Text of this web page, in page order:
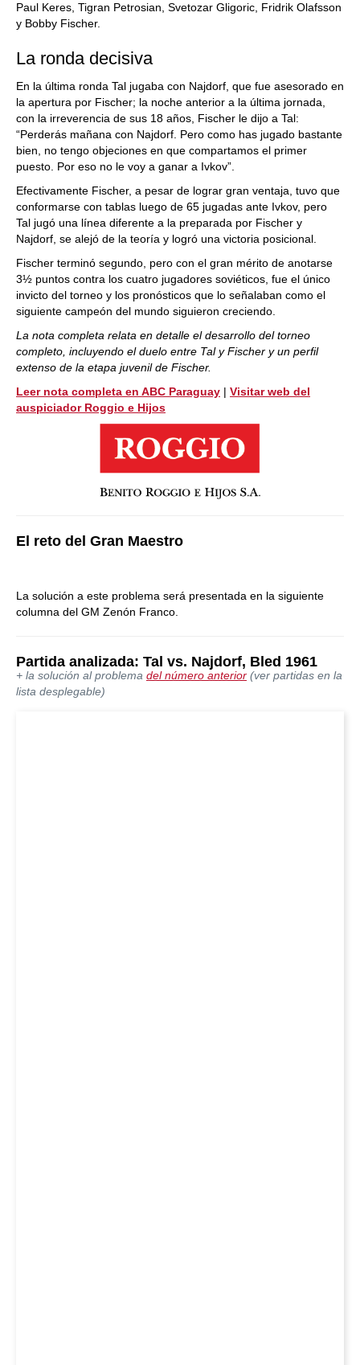
Paul Keres, Tigran Petrosian, Svetozar Gligoric, Fridrik Olafsson
y Bobby Fischer.
La ronda decisiva
En la última ronda Tal jugaba con Najdorf, que fue asesorado en
la apertura por Fischer; la noche anterior a la última jornada,
con la irreverencia de sus 18 años, Fischer le dijo a Tal:
“Perderás mañana con Najdorf. Pero como has jugado bastante
bien, no tengo objeciones en que compartamos el primer
puesto. Por eso no le voy a ganar a Ivkov”.
Efectivamente Fischer, a pesar de lograr gran ventaja, tuvo que
conformarse con tablas luego de 65 jugadas ante Ivkov, pero
Tal jugó una línea diferente a la preparada por Fischer y
Najdorf, se alejó de la teoría y logró una victoria posicional.
Fischer terminó segundo, pero con el gran mérito de anotarse
3½ puntos contra los cuatro jugadores soviéticos, fue el único
invicto del torneo y los pronósticos que lo señalaban como el
siguiente campeón del mundo siguieron creciendo.
La nota completa relata en detalle el desarrollo del torneo
completo, incluyendo el duelo entre Tal y Fischer y un perfil
extenso de la etapa juvenil de Fischer.
Leer nota completa en ABC Paraguay | Visitar web del
auspiciador Roggio e Hijos
El reto del Gran Maestro
La solución a este problema será presentada en la siguiente
columna del GM Zenón Franco.
Partida analizada: Tal vs. Najdorf, Bled 1961
+ la solución al problema del número anterior (ver partidas en la
lista desplegable)